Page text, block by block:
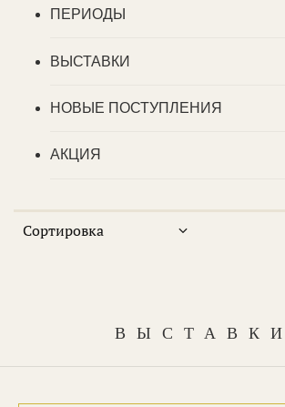
ВЫСТАВКИ
ПЕРИОДЫ
ВЫСТАВКИ
НОВЫЕ ПОСТУПЛЕНИЯ
АКЦИЯ